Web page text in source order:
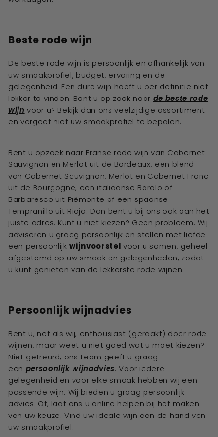
Beste rode wijn
De beste rode wijn is persoonlijk en afhankelijk van
uw smaakprofiel, budget, ervaring en de
gelegenheid. Een dure wijn hoeft u per definitie niet
lekker te vinden. Bent u op zoek naar de beste rode
wijn voor u? Bekijk dan ons veelzijdige assortiment
en vergeet niet uw smaakprofiel te bepalen.
Bent u opzoek naar Franse rode wijn van Cabernet
Sauvignon en Merlot uit de Bordeaux, een blend
van Cabernet Sauvignon, Merlot en Cabernet Franc
uit de Bourgogne, een italiaanse Barolo of
Barbaresco uit Piëmonte of een spaanse
Tempranillo uit Rioja. Dan bent u bij ons ook aan het
juiste adres. Kunt u niet kiezen? Geen probleem. Wij
adviseren u graag persoonlijk en stellen met liefde
een persoonlijkwijnvoorstel voor u samen, geheel
afgestemd op uw smaak en gelegenheden, zodat
u kunt genieten van de lekkerste rode wijnen.
Persoonlijk wijnadvies
Bent u, net als wij, enthousiast (geraakt) door rode
wijnen, maar weet u niet goed wat u moet kiezen?
Niet getreurd, ons team geeft u graag
een persoonlijk wijnadvies. Voor iedere
gelegenheid en voor elke smaak hebben wij een
passende wijn. Wij bieden u graag persoonlijk
advies. Of, laat ons u online helpen bij het maken
van uw keuze. Vind uw ideale wijn aan de hand van
uw smaakprofiel.